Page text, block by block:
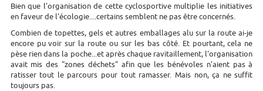
Bien que l'organisation de cette cyclosportive multiplie les initiatives
en faveur de l'écologie....certains semblent ne pas être concernés.
Combien de topettes, gels et autres emballages alu sur la route ai-je
encore pu voir sur la route ou sur les bas côté. Et pourtant, cela ne
pèse rien dans la poche...et après chaque ravitaillement, l'organisation
avait mis des "zones déchets" afin que les bénévoles n'aient pas à
ratisser tout le parcours pour tout ramasser. Mais non, ça ne suffit
toujours pas.